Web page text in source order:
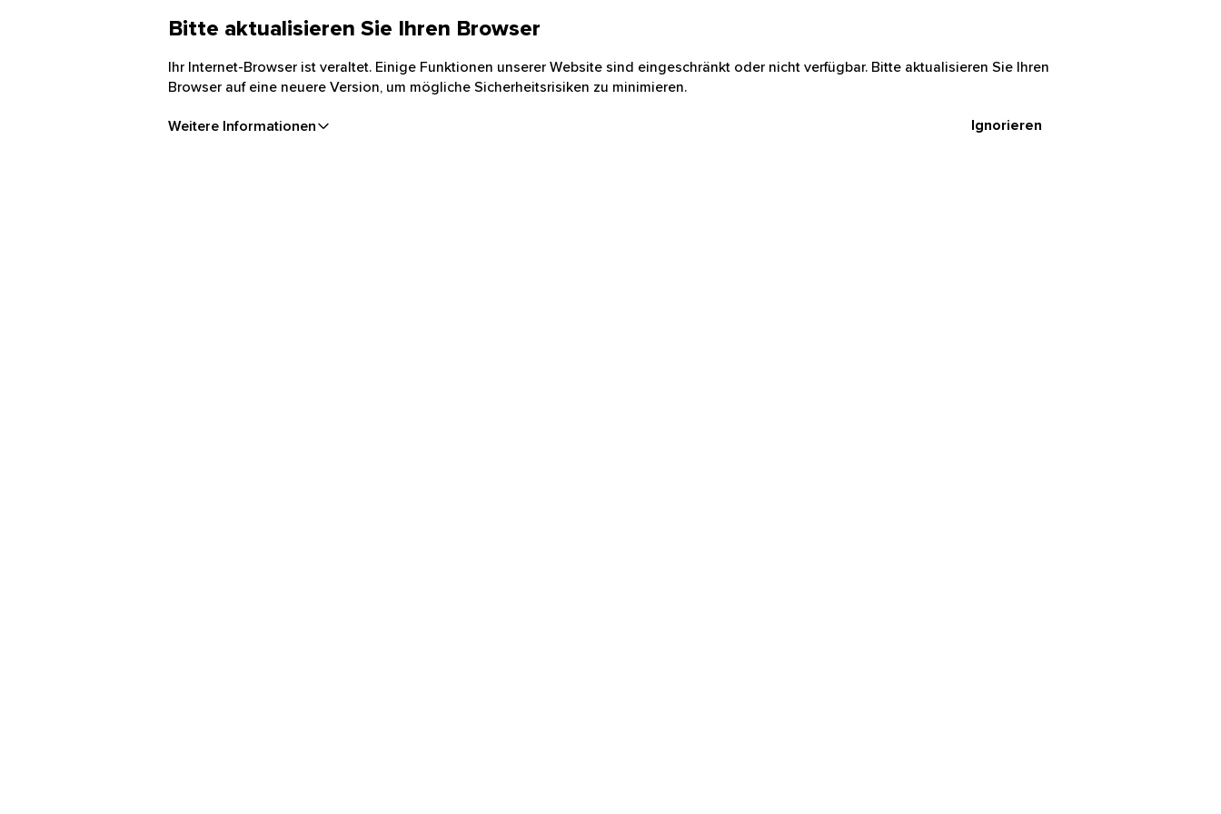
Bitte aktualisieren Sie Ihren Browser
Ihr Internet-Browser ist veraltet. Einige Funktionen unserer Website sind eingeschränkt oder nicht verfügbar. Bitte aktualisieren Sie Ihren
Browser auf eine neuere Version, um mögliche Sicherheitsrisiken zu minimieren.
Weitere Informationen Ignorieren